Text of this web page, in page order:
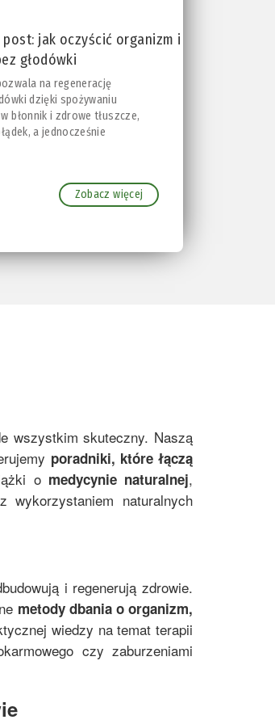
jak oczyścić organizm i
głodówki
na regenerację
dzięki spożywaniu
błonnik i zdrowe tłuszcze,
a jednocześnie
Zobacz więcej
wszystkim skuteczny. Naszą
poradniki, które łączą
o medycynie naturalnej,
wykorzystaniem naturalnych
i regenerują zdrowie.
metody dbania o organizm,
wiedzy na temat terapii
czy zaburzeniami